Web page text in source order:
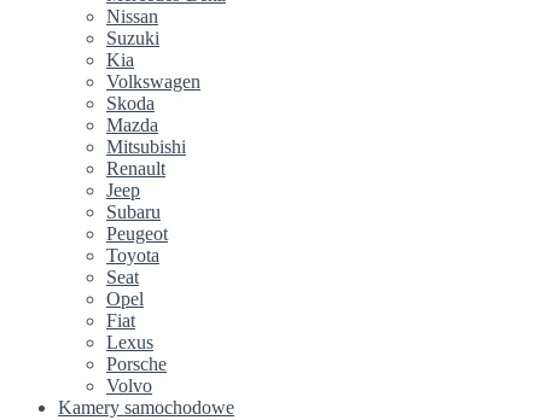
Nissan
Suzuki
Kia
Volkswagen
Skoda
Mazda
Mitsubishi
Renault
Jeep
Subaru
Peugeot
Toyota
Seat
Opel
Fiat
Lexus
Porsche
Volvo
Kamery samochodowe